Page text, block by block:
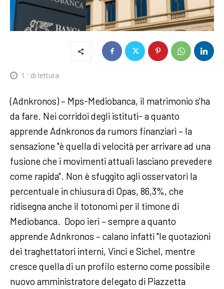
1 ' di lettura
(Adnkronos) – Mps-Mediobanca, il matrimonio s'ha
da fare. Nei corridoi degli istituti- a quanto
apprende Adnkronos da rumors finanziari – la
sensazione "è quella di velocità per arrivare ad una
fusione che i movimenti attuali lasciano prevedere
come rapida". Non è sfuggito agli osservatori la
percentuale in chiusura di Opas, 86,3%, che
ridisegna anche il totonomi per il timone di
Mediobanca. Dopo ieri – sempre a quanto
apprende Adnkronos – calano infatti "le quotazioni
dei traghettatori interni, Vinci e Sichel, mentre
cresce quella di un profilo esterno come possibile
nuovo amministratore delegato di Piazzetta